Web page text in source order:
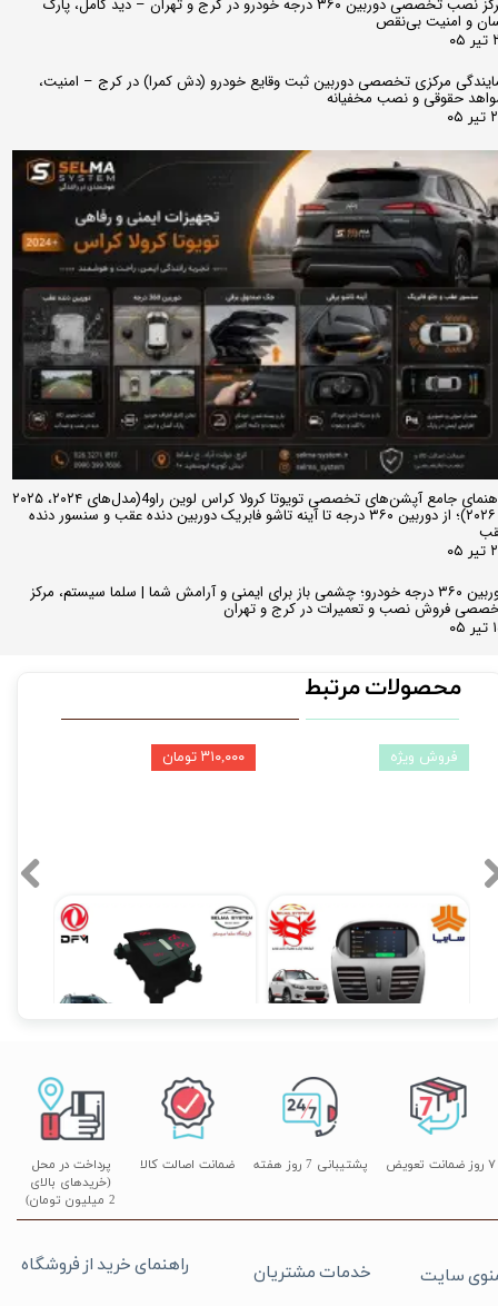
مرکز نصب تخصصی دوربین ۳۶۰ درجه خودرو در کرج و تهران – دید کامل، پارک
و امنیت بی‌نقص
مرکزی تخصصی دوربین ثبت وقایع خودرو (دش کمرا) در کرج – امنیت،
حقوقی و نصب مخفیانه
راهنمای جامع آپشن‌های تخصصی تویوتا کرولا کراس لوین راو4(مدل‌های ۲۰۲۴، ۲۰۲۵
و ۲۰۲۶)؛ از دوربین ۳۶۰ درجه تا آینه تاشو فابریک دوربین دنده عقب و سنسور دنده
دوربین ۳۶۰ درجه خودرو؛ چشمی باز برای ایمنی و آرامش شما | سلما سیستم، مرکز
فروش نصب و تعمیرات در کرج و تهران
محصولات مرتبط
کروز کنترل و لیمیتر فابریک H30 کراس
۲۰,۵۰۰,۰۰۰ تومان
۲۰,۱۹۰,۰۰۰ تومان
۳۱۰,۰۰۰ تومان
مانیتور فابریک ساینا و کوییک 7 اینچ اندروید مدل W100
۱۰,۳۹۰,۰۰۰ تومان
فروش ویژه
پشتیبانی 7 روز هفته
پرداخت در محل
(خریدهای بالای
2 میلیون تومان)
۷ روز ضمانت تعویض ضمانت اصالت کالا
راهنمای خرید از فروشگاه خدمات مشتریان سایت